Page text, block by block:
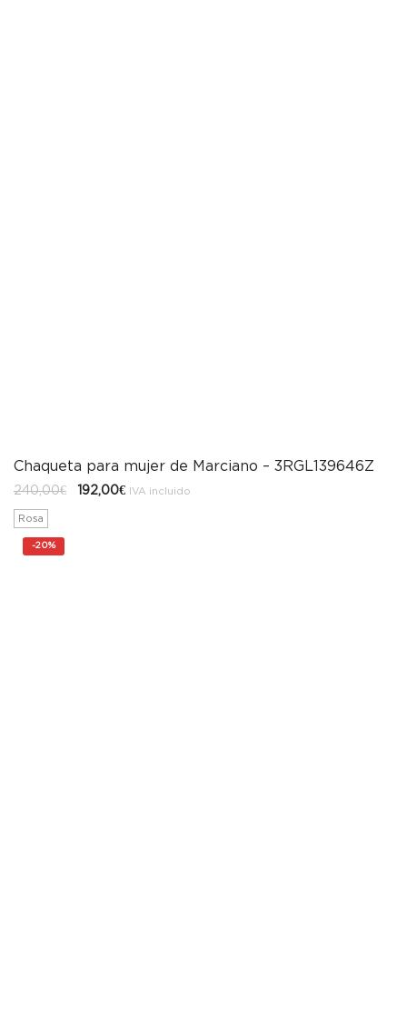
Chaqueta para mujer de Marciano – 3RGL139646Z
240,00€
El192,00€ElIVA incluido
Rosa
-20%